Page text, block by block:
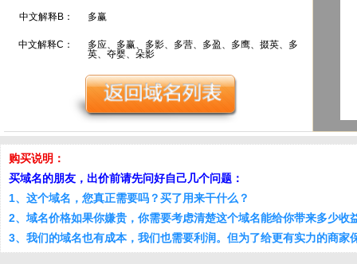
中文解释B： 多赢
中文解释C：
多应、多赢、多影、多营、多盈、多鹰、掇英、多
英、夺婴、朵影
购买说明：
买域名的朋友，出价前请先问好自己几个问题：
1、这个域名，您真正需要吗？买了用来干什么？
2、域名价格如果你嫌贵，你需要考虑清楚这个域名能给你带来多少收
3、我们的域名也有成本，我们也需要利润。但为了给更有实力的商家